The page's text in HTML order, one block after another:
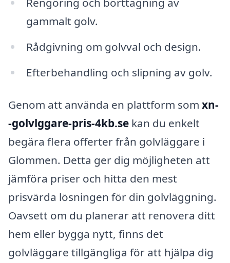
gammalt golv.
Rådgivning om golvval och design.
Efterbehandling och slipning av golv.
Genom att använda en plattform som xn-
-golvlggare-pris-4kb.se kan du enkelt
begära flera offerter från golvläggare i
Glommen. Detta ger dig möjligheten att
jämföra priser och hitta den mest
prisvärda lösningen för din golvläggning.
Oavsett om du planerar att renovera ditt
hem eller bygga nytt, finns det
golvläggare tillgängliga för att hjälpa dig